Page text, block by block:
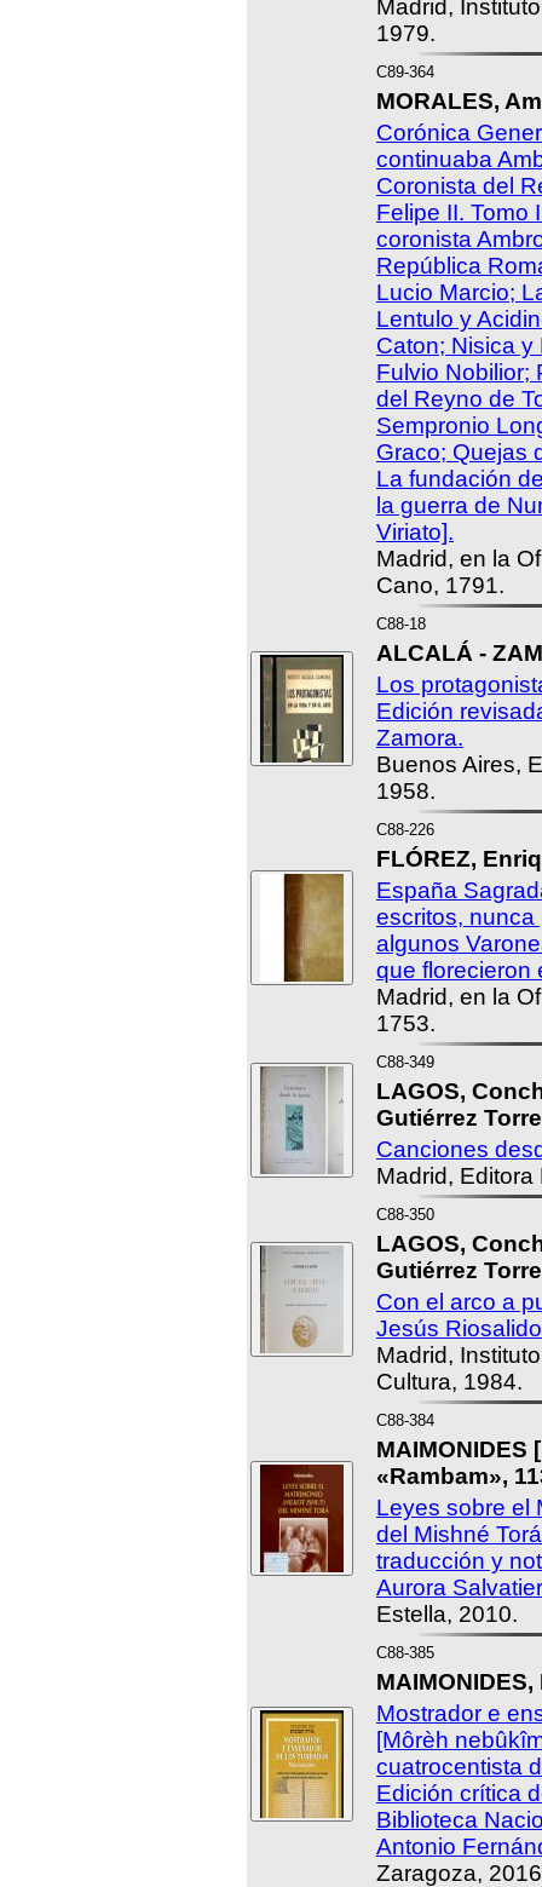
Madrid,
1979.
C89-364
MORALES,
Corónica
continuaba
Coronista del
Felipe II. Tomo
coronista
República
Lucio Marcio;
Lentulo y
Caton; Nisica y
Fulvio Nobilior;
del Reyno de
Sempronio
Graco; Quejas
La fundación
la guerra de
Viriato].
Madrid, en la
Cano, 1791.
C88-18
ALCALÁ -
Los
Edición
Zamora.
Buenos Aires,
1958.
C88-226
FLÓREZ,
España
escritos,
algunos
que florecieron
Madrid, en la
1753.
C88-349
LAGOS,
Gutiérrez
Canciones
Madrid,
C88-350
LAGOS,
Gutiérrez
Con el arco a
Jesús
Madrid,
Cultura, 1984.
C88-384
MAIMONIDES
«Rambam»,
Leyes sobre el
del Mishné
traducción y
Aurora
Estella, 2010.
C88-385
Mostrador e
[Môrèh
cuatrocentista
Edición crítica
Biblioteca
Antonio
Zaragoza,